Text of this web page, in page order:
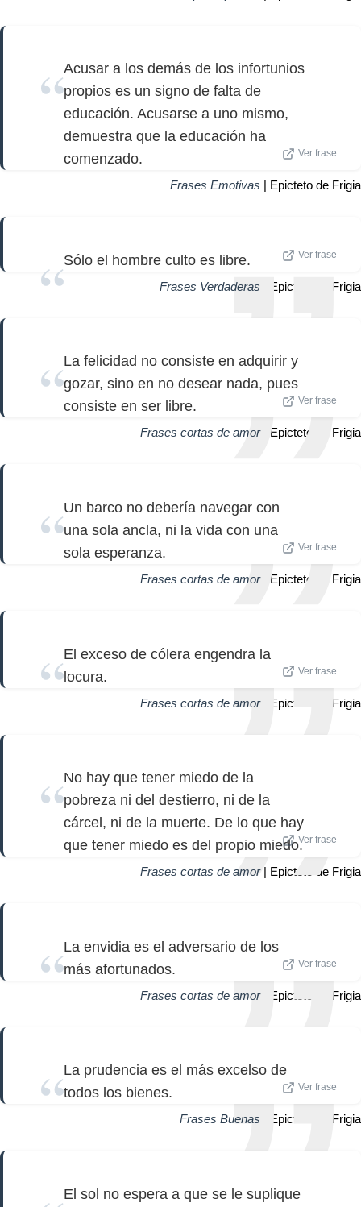
Acusar a los demás de los infortunios
propios es un signo de falta de
educación. Acusarse a uno mismo,
demuestra que la educación ha
comenzado.
Ver frase
Frases Emotivas | Epicteto de Frigia
Sólo el hombre culto es libre. Ver frase
Frases Verdaderas | Epicteto de Frigia
La felicidad no consiste en adquirir y
gozar, sino en no desear nada, pues
consiste en ser libre.
Ver frase
Frases cortas de amor| Epicteto de Frigia
Un barco no debería navegar con
una sola ancla, ni la vida con una
sola esperanza.
Ver frase
Frases cortas de amor| Epicteto de Frigia
El exceso de cólera engendra la
locura.
Ver frase
Frases cortas de amor| Epicteto de Frigia
No hay que tener miedo de la
pobreza ni del destierro, ni de la
cárcel, ni de la muerte. De lo que hay
que tener miedo es del propio miedo.Ver frase
Frases cortas de amor| Epicteto de Frigia
La envidia es el adversario de los
más afortunados.
Ver frase
Frases cortas de amor| Epicteto de Frigia
La prudencia es el más excelso de
todos los bienes.
Ver frase
Frases Buenas | Epicteto de Frigia
El sol no espera a que se le suplique